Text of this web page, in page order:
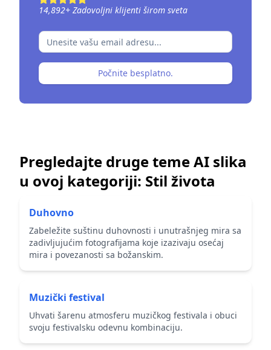
14,892+ Zadovoljni klijenti širom sveta
Počnite besplatno.
Pregledajte druge teme AI slika
u ovoj kategoriji: Stil života
Duhovno
Zabeležite suštinu duhovnosti i unutrašnjeg mira sa
zadivljujućim fotografijama koje izazivaju osećaj
mira i povezanosti sa božanskim.
Muzički festival
Uhvati šarenu atmosferu muzičkog festivala i obuci
svoju festivalsku odevnu kombinaciju.